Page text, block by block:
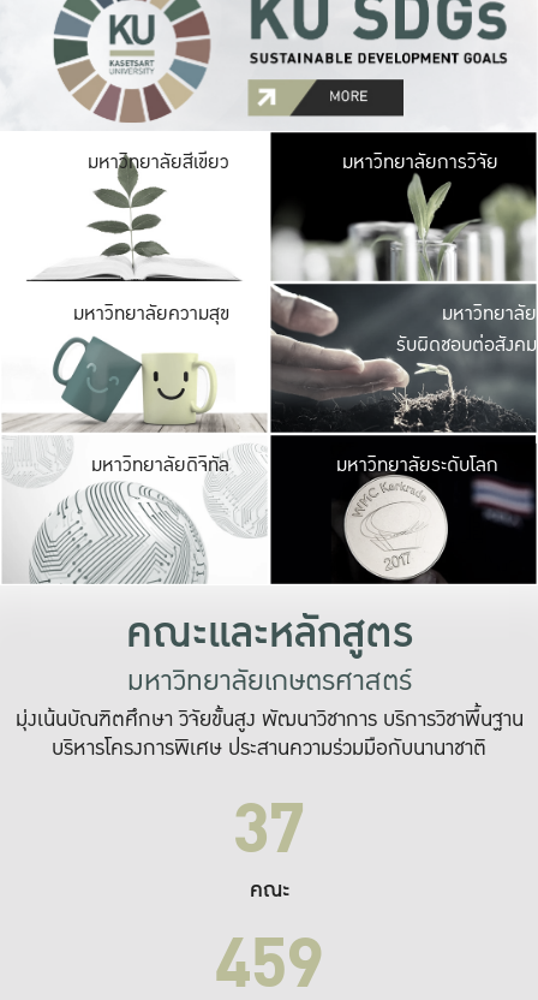
มหาวิทยาลัยสีเขียว มหาวิ
มีพื้นที่เขียวสดใส
เป็นป่าในเมือง เกษต
มหาวิทยาลัยการวิจัย
มหาวิทยาลัยความสุข มหาวิ
ค
เปิดประ
และพบเรื่องราวใ
มหาวิทยาลัย
รับผิดชอบต่อสังคม
มหาวิทยาลัยดิจิทัล มหาวิ
เปลี่ยนแปลง แล
เพื่อทำง
ระบบสารสนเทศ
มหาวิทยาลัยระดับโลก
คณะและหลักสูตร
มหาวิทยาลัยเกษตรศาสตร์
มุ่งเน้นบัณฑิตศึกษา วิจัยขั้นสูง พัฒนาวิชาการ บริการวิชาพื้นฐาน
บริหารโครงการพิเศษ ประสานความร่วมมือกับนานาชาติ
37
คณะ
459